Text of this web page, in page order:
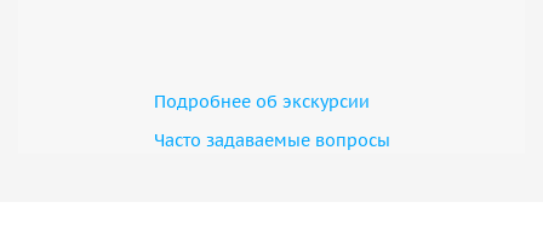
Подробнее об экскурсии
Часто задаваемые вопросы